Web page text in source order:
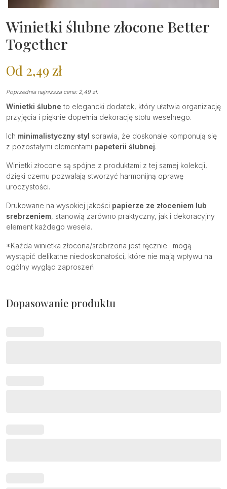
Winietki ślubne złocone Better
Together
Od 2,49 zł
Poprzednia najniższa cena: 2,49 zł.
Winietki ślubne to elegancki dodatek, który ułatwia organizację
przyjęcia i pięknie dopełnia dekorację stołu weselnego.
Ich minimalistyczny styl sprawia, że doskonale komponują się
z pozostałymi elementami papeterii ślubnej.
Winietki złocone są spójne z produktami z tej samej kolekcji,
dzięki czemu pozwalają stworzyć harmonijną oprawę
uroczystości.
Drukowane na wysokiej jakości papierze ze złoceniem lub
srebrzeniem, stanowią zarówno praktyczny, jak i dekoracyjny
element każdego wesela.
*Każda winietka złocona/srebrzona jest ręcznie i mogą
wystąpić delikatne niedoskonałości, które nie mają wpływu na
ogólny wygląd zaproszeń
Dopasowanie produktu